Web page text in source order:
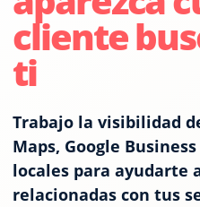
cliente
ti
Trabajo la visibilidad
Maps, Google
locales para ayudarte
relacionadas con tus